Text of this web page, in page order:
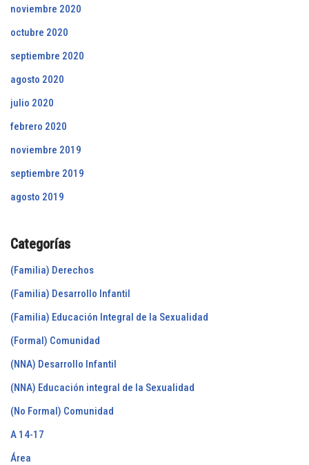
noviembre 2020
octubre 2020
septiembre 2020
agosto 2020
julio 2020
febrero 2020
noviembre 2019
septiembre 2019
agosto 2019
Categorías
(Familia) Derechos
(Familia) Desarrollo Infantil
(Familia) Educación Integral de la Sexualidad
(Formal) Comunidad
(NNA) Desarrollo Infantil
(NNA) Educación integral de la Sexualidad
(No Formal) Comunidad
A 14-17
Área